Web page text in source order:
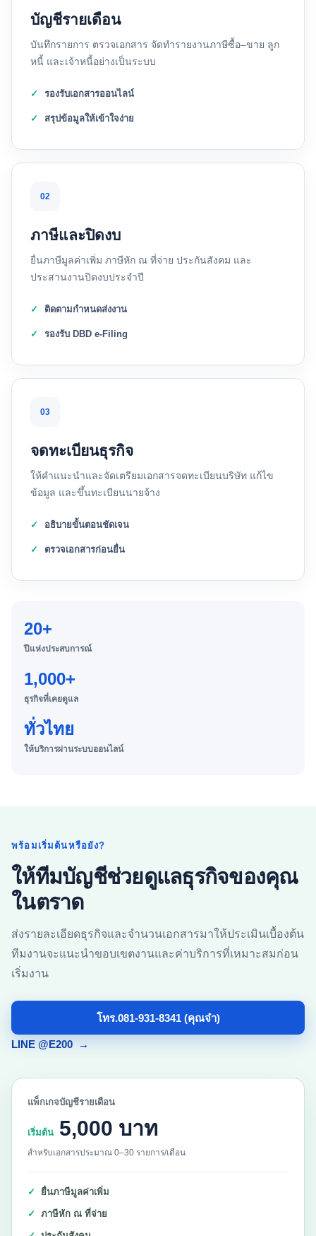
บัญชีรายเดือน
บันทึกรายการ ตรวจเอกสาร จัดทำรายงานภาษีซื้อ–ขาย ลูก
หนี้ และเจ้าหนี้อย่างเป็นระบบ
รองรับเอกสารออนไลน์
สรุปข้อมูลให้เข้าใจง่าย
02
ภาษีและปิดงบ
ยื่นภาษีมูลค่าเพิ่ม ภาษีหัก ณ ที่จ่าย ประกันสังคม และ
ประสานงานปิดงบประจำปี
ติดตามกำหนดส่งงาน
รองรับ DBD e-Filing
03
จดทะเบียนธุรกิจ
ให้คำแนะนำและจัดเตรียมเอกสารจดทะเบียนบริษัท แก้ไข
ข้อมูล และขึ้นทะเบียนนายจ้าง
อธิบายขั้นตอนชัดเจน
ตรวจเอกสารก่อนยื่น
20+
ปีแห่งประสบการณ์
1,000+
ธุรกิจที่เคยดูแล
ทั่วไทย
ให้บริการผ่านระบบออนไลน์
พร้อมเริ่มต้นหรือยัง?
ให้ทีมบัญชีช่วยดูแลธุรกิจของคุณ
ในตราด
ส่งรายละเอียดธุรกิจและจำนวนเอกสารมาให้ประเมินเบื้องต้น
ทีมงานจะแนะนำขอบเขตงานและค่าบริการที่เหมาะสมก่อน
เริ่มงาน
โทร.081-931-8341 (คุณจ๋า)
LINE @E200 →
แพ็กเกจบัญชีรายเดือน
เริ่มต้น 5,000 บาท
สำหรับเอกสารประมาณ 0–30 รายการ/เดือน
ยื่นภาษีมูลค่าเพิ่ม
ภาษีหัก ณ ที่จ่าย